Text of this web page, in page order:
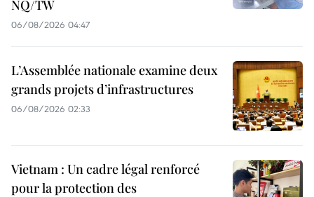
NQ/TW
06/08/2026 04:47
L’Assemblée nationale examine deux
grands projets d’infrastructures
06/08/2026 02:33
Vietnam : Un cadre légal renforcé
pour la protection des